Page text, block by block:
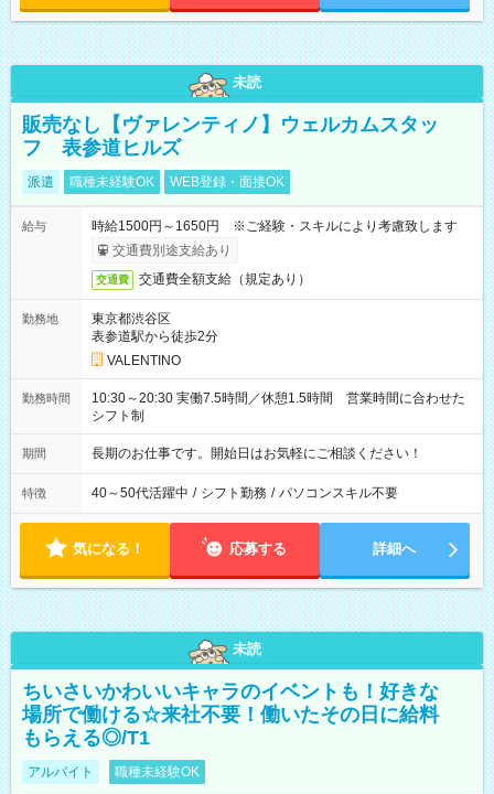
未読
販売なし【ヴァレンティノ】ウェルカムスタッ
フ 表参道ヒルズ
派遣 職種未経験OK WEB登録・面接OK
給与
時給1500円～1650円 ※ご経験・スキルにより考慮致します
交通費別途支給あり
交通費 交通費全額支給（規定あり）
勤務地
東京都渋谷区
表参道駅から徒歩2分
VALENTINO
勤務時間
10:30～20:30 実働7.5時間／休憩1.5時間 営業時間に合わせた
シフト制
期間 長期のお仕事です。開始日はお気軽にご相談ください！
特徴 40～50代活躍中 / シフト勤務 / パソコンスキル不要
気になる！ 応募する 詳細へ
未読
ちいさいかわいいキャラのイベントも！好きな
場所で働ける☆来社不要！働いたその日に給料
もらえる◎/T1
アルバイト 職種未経験OK